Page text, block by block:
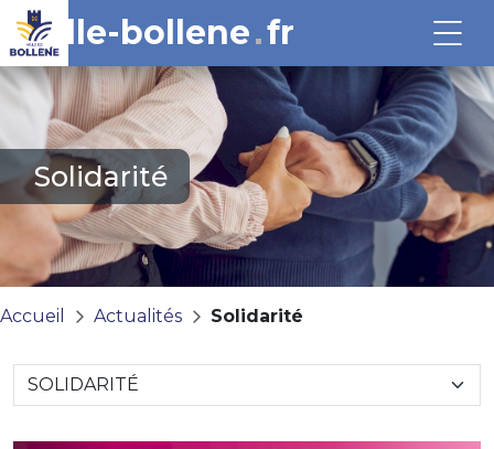
ville-bollene fr
Solidarité
Accueil Actualités Solidarité